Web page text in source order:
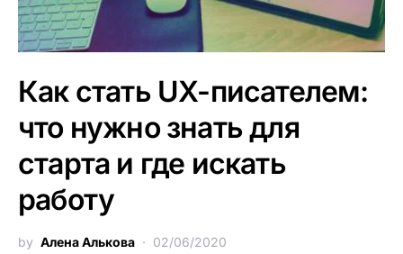
Как стать UX-писателем:
что нужно знать для
старта и где искать
работу
by Алена Алькова 02/06/2020